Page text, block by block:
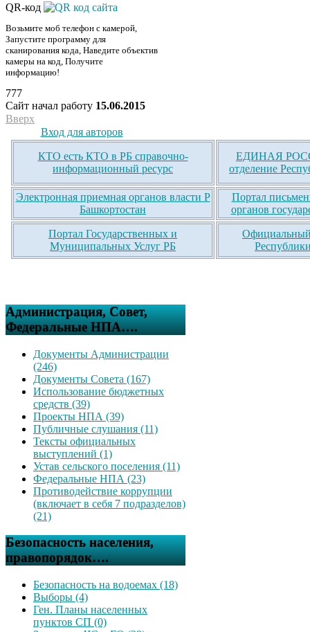
QR-код
Возьмите моб телефон с камерой,
Запустите программу для
сканирования кода, Наведите объектив
камеры на код, Получите
информацию!
777
Сайт начал работу 15.06.2015
Вверх
Вход для авторов
КТО есть КТО в РБ справочно-
информационный ресурс
ЕДИНАЯ
отделение
Электронная приемная органов власти Р
Башкортостан
Портал
органов
Портал Государственных и
Муниципальных Услуг РБ
Официальный
Администрация, Совет,
Федеральные НПА….
Документы Администрации
(246)
Документы Совета (167)
Использование бюджетных
средств (39)
Проекты НПА (39)
Публичные слушания (11)
Тексты официальных
выступлений (1)
Устав сельского поселения (11)
Федеральные НПА (23)
Противодействие коррупции
(включает в себя 7 подразделов)
(21)
Безопасность населения,
правопорядок….
Безопасность на водоемах (18)
Выборы (4)
Ген. Планы населенных
пунктов СП (0)